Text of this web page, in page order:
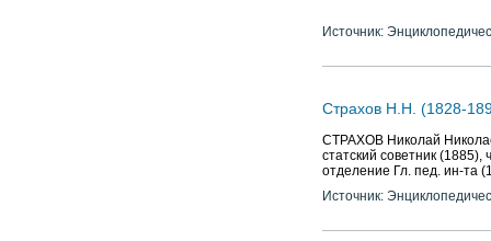
Источник:
Страхов Н.Н. (1828-
СТРАХОВ Николай
статский советник
отделение Гл. пед. ин-та
Источник: